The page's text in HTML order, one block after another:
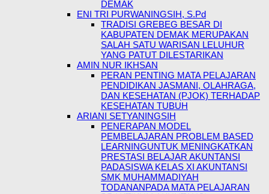
DEMAK
ENI TRI PURWANINGSIH, S.Pd
TRADISI GREBEG BESAR DI
KABUPATEN DEMAK MERUPAKAN
SALAH SATU WARISAN LELUHUR
YANG PATUT DILESTARIKAN
AMIN NUR IKHSAN
PERAN PENTING MATA PELAJARAN
PENDIDIKAN JASMANI, OLAHRAGA,
DAN KESEHATAN (PJOK) TERHADAP
KESEHATAN TUBUH
ARIANI SETYANINGSIH
PENERAPAN MODEL
PEMBELAJARAN PROBLEM BASED
LEARNINGUNTUK MENINGKATKAN
PRESTASI BELAJAR AKUNTANSI
PADASISWA KELAS XI AKUNTANSI
SMK MUHAMMADIYAH
TODANANPADA MATA PELAJARAN